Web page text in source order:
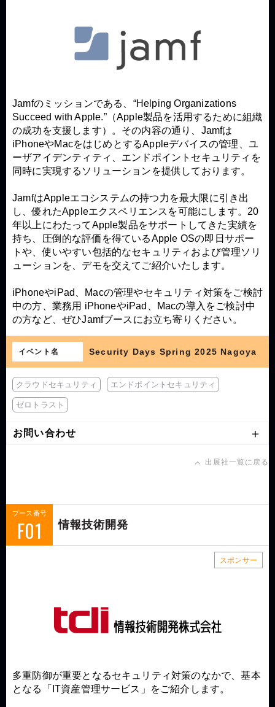
Jamfのミッションである、“Helping Organizations
Succeed with Apple.”（Apple製品を活用するために組織
の成功を支援します）。その内容の通り、Jamfは
iPhoneやMacをはじめとするAppleデバイスの管理、ユ
ーザアイデンティティ、エンドポイントセキュリティを
同時に実現するソリューションを提供しております。
JamfはAppleエコシステムの持つ力を最大限に引き出
し、優れたAppleエクスペリエンスを可能にします。20
年以上にわたってApple製品をサポートしてきた実績を
持ち、圧倒的な評価を得ているApple OSの即日サポー
トや、使いやすい包括的なセキュリティおよび管理ソリ
ューションを、デモを交えてご紹介いたします。
iPhoneやiPad、Macの管理やセキュリティ対策をご検討
中の方、業務用 iPhoneやiPad、Macの導入をご検討中
の方など、ぜひJamfブースにお立ち寄りください。
イベント名 Security Days Spring 2025 Nagoya
クラウドセキュリティ エンドポイントセキュリティ
ゼロトラスト
お問い合わせ
出展社一覧に戻る
ブース番号
F01 情報技術開発
スポンサー
多重防御が重要となるセキュリティ対策のなかで、基本
となる「IT資産管理サービス」をご紹介します。